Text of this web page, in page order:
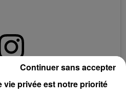
Whisps (@whispssnacks)
vie privée est notre priorité
Continuer sans accepter